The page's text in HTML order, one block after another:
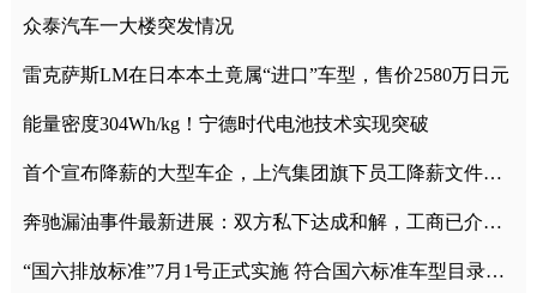
众泰汽车一大楼突发情况
雷克萨斯LM在日本本土竟属“进口”车型，售价2580万日元
能量密度304Wh/kg！宁德时代电池技术实现突破
首个宣布降薪的大型车企，上汽集团旗下员工降薪文件曝光
奔驰漏油事件最新进展：双方私下达成和解，工商已介入调查
“国六排放标准”7月1号正式实施 符合国六标准车型目录一览